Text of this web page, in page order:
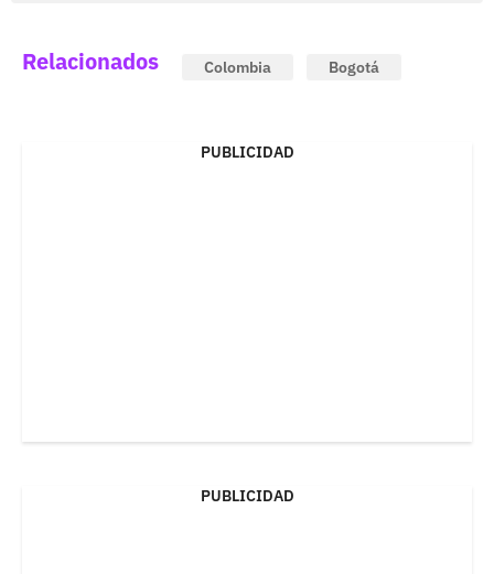
Relacionados Colombia Bogotá
PUBLICIDAD
PUBLICIDAD